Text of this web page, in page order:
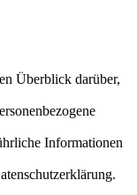
Überblick darüber,
Informationen